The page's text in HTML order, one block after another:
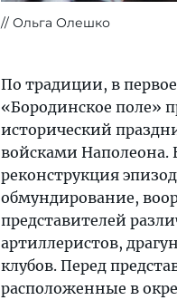
Ольга Олешко
По традиции, в первое
«Бородинское поле»
исторический
войсками Наполеона.
реконструкция
обмундирование,
представителей
артиллеристов,
клубов. Перед
расположенные в